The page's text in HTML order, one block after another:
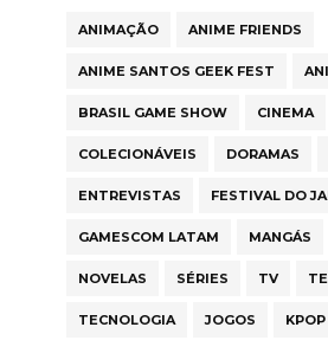
ANIMAÇÃO ANIME FRIENDS
ANIME SANTOS GEEK FEST
BRASIL GAME SHOW CINEMA
COLECIONÁVEIS DORAMAS
ENTREVISTAS FESTIVAL DO
GAMESCOM LATAM MANGÁS
NOVELAS SÉRIES TV
TECNOLOGIA JOGOS KPOP